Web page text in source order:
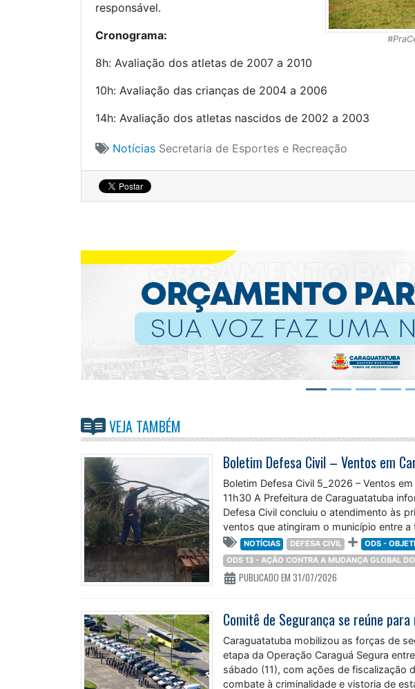
responsável.
Cronograma:
8h: Avaliação dos atletas de 2007 a 2010
10h: Avaliação das crianças de 2004 a 2006
14h: Avaliação dos atletas nascidos de 2002 a 2003
Notícias Secretaria de Esportes e Recreação
VEJA TAMBÉM
Boletim Defesa Civil – Ventos em
Boletim Defesa Civil 5_2026 – Ventos
11h30 A Prefeitura de Caraguatatuba
Defesa Civil concluiu o atendimento às
ventos que atingiram o município entre
NOTÍCIAS DEFESA CIVIL
ODS -
ODS 13 - AÇÃO CONTRA A MUDANÇA GLOBAL
PUBLICADO EM 31/07/2026
Caraguatatuba mobilizou as forças de
etapa da Operação Caraguá Segura
sábado (11), com ações de fiscalização
combate à criminalidade e vistoria de